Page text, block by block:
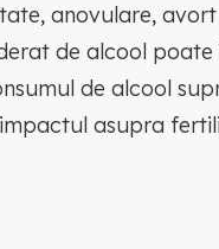
anovulare,
de alcool
de alcool
asupra